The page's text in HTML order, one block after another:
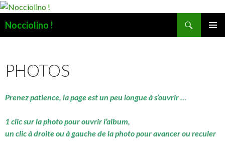
Nocciolino !
PHOTOS
Prenez patience, la page est un peu longue à s’ouvrir …
1 clic sur la photo pour ouvrir l’album,
un clic à droite ou à gauche de la photo pour avancer ou reculer